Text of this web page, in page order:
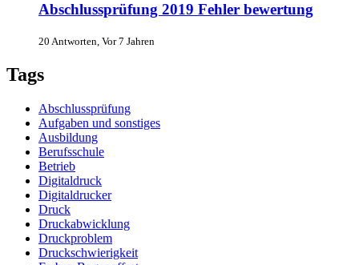
Abschlussprüfung 2019 Fehler bewertung
20 Antworten, Vor 7 Jahren
Tags
Abschlussprüfung
Aufgaben und sonstiges
Ausbildung
Berufsschule
Betrieb
Digitaldruck
Digitaldrucker
Druck
Druckabwicklung
Druckproblem
Druckschwierigkeit